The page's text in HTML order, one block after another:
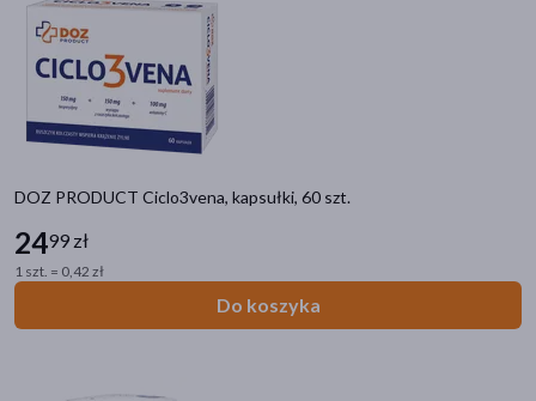
DOZ PRODUCT Ciclo3vena, kapsułki, 60 szt.
2499 zł
1 szt. = 0,42 zł
Do koszyka